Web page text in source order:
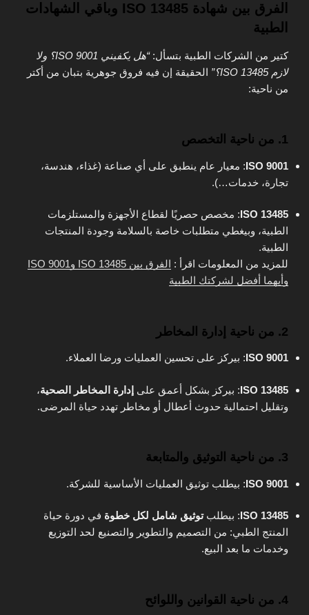
الفرق بين شهادة ISO 13485 وباقي الشهادات
الطبية
كتير من الشركات الطبية بتسأل:
“هل يكفيني ISO 9001؟ ولا
لازم ISO 13485؟”
الحقيقة إن فيه فروق جوهرية بتبان من أكتر
من ناحية:
1. من ناحية التخصص
ISO 9001: معيار عام ينطبق على أي صناعة (غذاء، هندسة،
تجارة، خدمات…).
ISO 13485: مخصص حصريًا لقطاع الأجهزة والمستلزمات
الطبية، وبيغطي متطلبات خاصة بالسلامة وجودة المنتجات
الطبية.
للمزيد من المعلومات اقرأ :
الفرق بين ISO 13485 وISO 9001
وأيهما أفضل لشركتك الطبية
2. من ناحية إدارة المخاطر
ISO 9001: بيركز على تحسين العمليات ورضا العملاء.
ISO 13485: بيركز بشكل أعمق على إدارة المخاطر الصحية،
وتقليل احتمالية حدوث أعطال أو مخاطر تهدد حياة المرضى.
3. من ناحية التوثيق والمتابعة
ISO 9001: بيطلب توثيق العمليات الأساسية للشركة.
ISO 13485: بيطلبتوثيق شامل لكل خطوة في دورة حياة
المنتج الطبي: من التصميم والتطوير والتصنيع لحد التوزيع
وخدمات ما بعد البيع.
4. من ناحية القوانين واللوائح